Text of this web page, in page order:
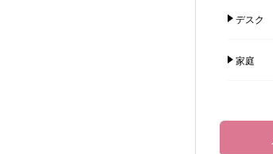
デスク
家庭